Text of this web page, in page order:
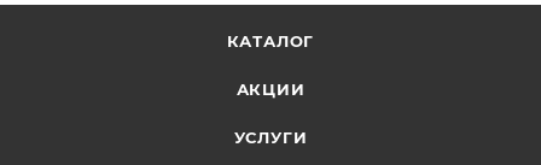
КАТАЛОГ
АКЦИИ
УСЛУГИ